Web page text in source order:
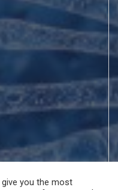
you the most